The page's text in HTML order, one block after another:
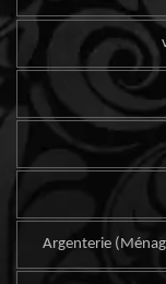
Argenterie